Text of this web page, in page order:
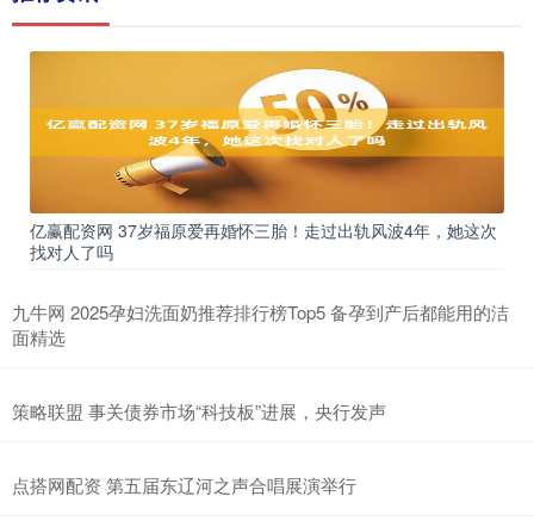
亿赢配资网 37岁福原爱再婚怀三胎！走过出轨风波4年，她这次
找对人了吗
九牛网 2025孕妇洗面奶推荐排行榜Top5 备孕到产后都能用的洁
面精选
策略联盟 事关债券市场“科技板”进展，央行发声
点搭网配资 第五届东辽河之声合唱展演举行